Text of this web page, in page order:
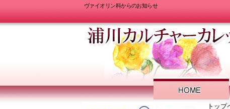
ヴァイオリン科からのお知らせ
トップ